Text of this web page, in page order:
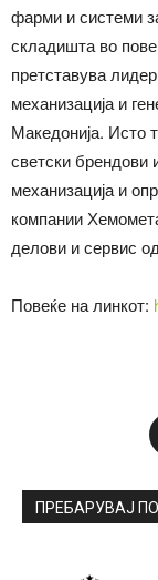
фарми и системи
складишта во
претставува
механизација и
Македонија. Исто
светски брендови
механизација и
компании
делови и сервис
Повеќе на линкот:
ПРЕБАРУВАЈ